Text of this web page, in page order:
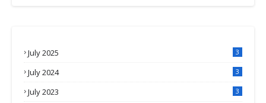
July 2025 3
July 2024 3
July 2023 3